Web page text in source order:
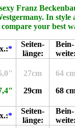
Franz
In
your best
*
Seiten-
länge:
Bein-
weite:
27cm
29cm
64 cm
68
*
Seiten-
länge:
Bein-
weite: